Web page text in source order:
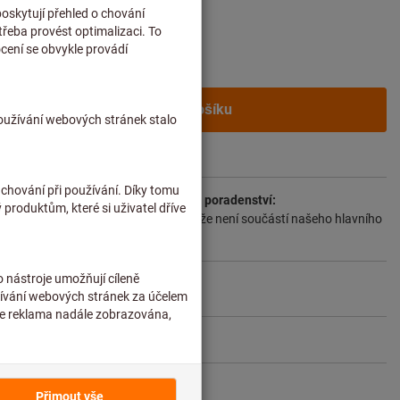
na dopravu
popřihlášení.
Do košíku
dodací lhůtu a omezené poradenství:
přímo u výrobce, protože není součástí našeho hlavního
Sdílet artikl